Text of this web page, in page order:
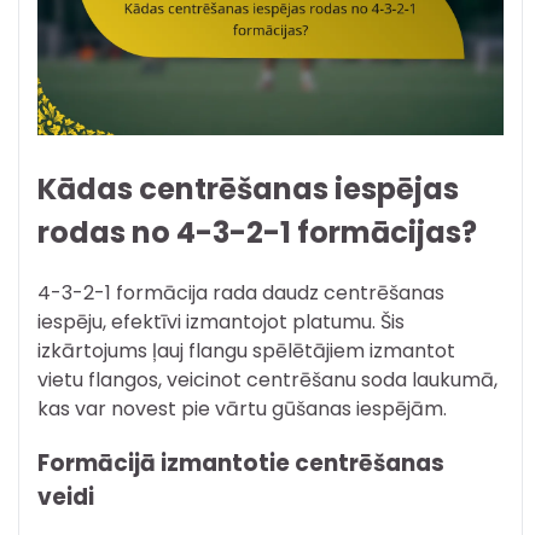
Kādas centrēšanas iespējas
rodas no 4-3-2-1 formācijas?
4-3-2-1 formācija rada daudz centrēšanas
iespēju, efektīvi izmantojot platumu. Šis
izkārtojums ļauj flangu spēlētājiem izmantot
vietu flangos, veicinot centrēšanu soda laukumā,
kas var novest pie vārtu gūšanas iespējām.
Formācijā izmantotie centrēšanas
veidi